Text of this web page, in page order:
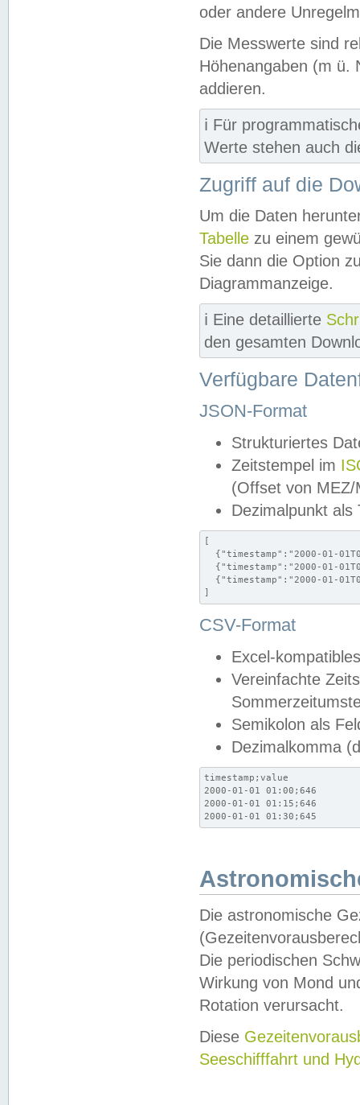
oder andere
Die Messwerte sind
Höhenangaben (m ü.
addieren.
ℹ️ Für
Werte stehen auch
Zugriff auf die
Um die Daten
Tabelle zu einem
Sie dann die Option
Diagrammanzeige.
ℹ️ Eine detaillierte
den gesamten
Verfügbare
JSON-Format
Strukturiertes
Zeitstempel im
(Offset von MEZ/
Dezimalpunkt als
[
{"timestamp":"2000-01-
{"timestamp":"2000-01-
{"timestamp":"2000-01-
]
CSV-Format
Excel-
Vereinfachte
Semikolon als
Dezimalkomma
timestamp;value
2000-01-01 01:00;646
2000-01-01 01:15;646
2000-01-01 01:30;645
Die astronomische
Die periodischen
Wirkung von Mond
Rotation verursacht.
Diese
Seeschifffahrt und